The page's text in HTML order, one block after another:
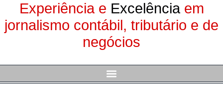
Experiência e Excelência em
jornalismo contábil, tributário e de
negócios